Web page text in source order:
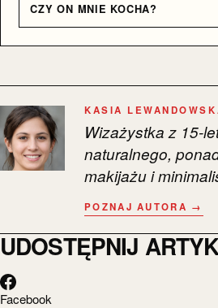
CZY ON MNIE KOCHA?
KASIA
Wizażystka z 15-
naturalnego,
makijażu i
POZNAJ AUTORA →
UDOSTĘPNIJ
Facebook